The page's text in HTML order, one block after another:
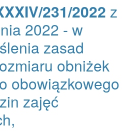
231/2022 z
2022 - w
zasad
obniżek
obowiązkowego
zajęć